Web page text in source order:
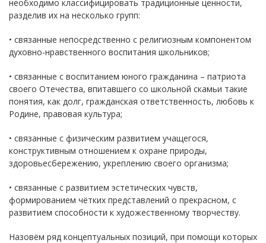
необходимо классифицировать традиционные ценности,
разделив их на несколько групп:
• связанные непосредственно с религиозным компонентом
духовно-нравственного воспитания школьников;
• связанные с воспитанием юного гражданина – патриота
своего Отечества, впитавшего со школьной скамьи такие
понятия, как долг, гражданская ответственность, любовь к
Родине, правовая культура;
• связанные с физическим развитием учащегося,
конструктивным отношением к охране природы,
здоровьесбережению, укреплению своего организма;
• связанные с развитием эстетических чувств,
формированием чётких представлений о прекрасном, с
развитием способности к художественному творчеству.
Назовём ряд концептуальных позиций, при помощи которых